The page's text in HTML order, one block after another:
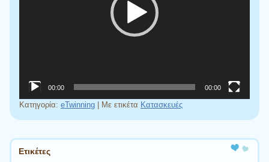
00:00 00:00
Κατηγορία: eTwinning Με ετικέτα Κατασκευές
Πλοήγηση άρθρων
Ετικέτες